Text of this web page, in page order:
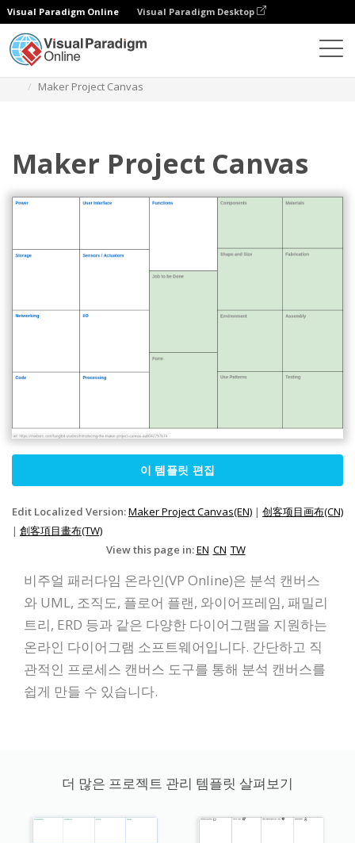
Visual Paradigm Online Visual Paradigm Desktop
Maker Project Canvas
Maker Project Canvas
이 템플릿 편집
Edit Localized Version:Maker Project Canvas(EN) | 创客项目画布(CN)
| 創客項目畫布(TW)
View this page in:EN CN TW
비주얼 패러다임 온라인(VP Online)은 분석 캔버스
와 UML, 조직도, 플로어 플랜, 와이어프레임, 패밀리
트리, ERD 등과 같은 다양한 다이어그램을 지원하는
온라인 다이어그램 소프트웨어입니다. 간단하고 직
관적인 프로세스 캔버스 도구를 통해 분석 캔버스를
쉽게 만들 수 있습니다.
더 많은 프로젝트 관리 템플릿 살펴보기